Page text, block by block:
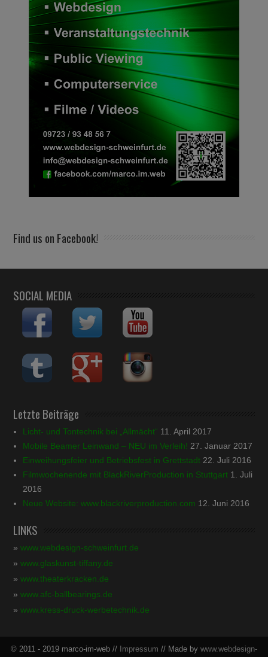
Find us on Facebook!
SOCIAL MEDIA
Letzte Beiträge
Licht- und Tontechnik bei „Allmächt“ 11. April 2017
Mobile Beamer Leinwand – NEU im Verleih! 27. Januar 2017
Einweihungsfeier und Betriebsfest in Grettstadt 22. Juli 2016
Filmwochenende mit BlackRiverProduction in Stuttgart 1. Juli
2016
Neue Website: www.blackriverproduction.com 12. Juni 2016
LINKS
»www.webdesign-schweinfurt.de
»www.glaskunst-tiffany.de
»www.theaterkracken.de
»www.afc-ballbearings.de
»www.kress-druck-werbetechnik.de
© 2011 - 2019 marco-im-web // Impressum // Made by www.webdesign-